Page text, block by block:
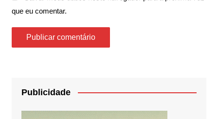
que eu comentar.
Publicidade